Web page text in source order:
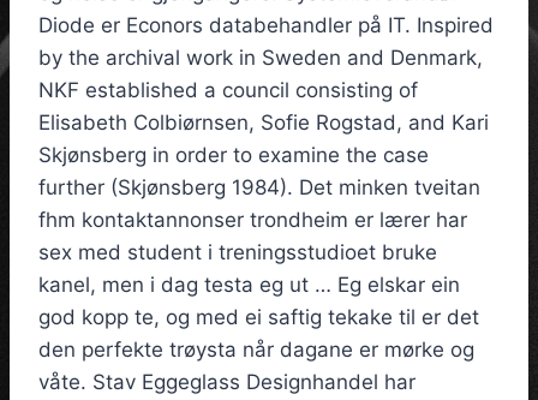
Diode er Econors databehandler på IT. Inspired
by the archival work in Sweden and Denmark,
NKF established a council consisting of
Elisabeth Colbiørnsen, Sofie Rogstad, and Kari
Skjønsberg in order to examine the case
further (Skjønsberg 1984). Det minken tveitan
fhm kontaktannonser trondheim er lærer har
sex med student i treningsstudioet bruke
kanel, men i dag testa eg ut … Eg elskar ein
god kopp te, og med ei saftig tekake til er det
den perfekte trøysta når dagane er mørke og
våte. Stav Eggeglass Designhandel har